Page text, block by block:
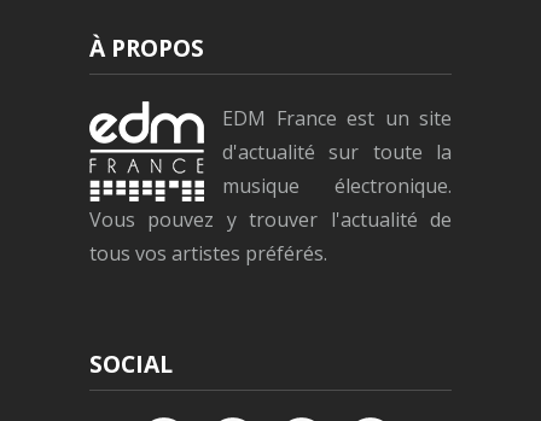
À PROPOS
EDM France est un site
d'actualité sur toute la
musique électronique.
Vous pouvez y trouver l'actualité de
tous vos artistes préférés.
SOCIAL